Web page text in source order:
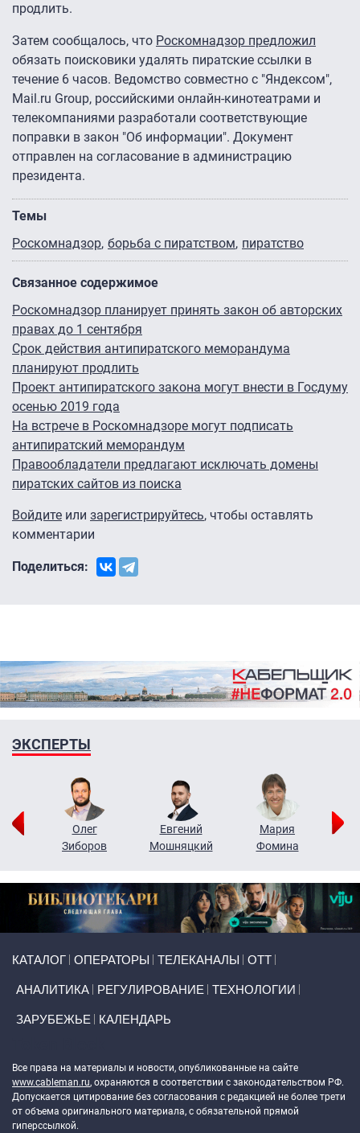
продлить.
Затем сообщалось, что Роскомнадзор предложил
обязать поисковики удалять пиратские ссылки в
течение 6 часов. Ведомство совместно с "Яндексом",
Mail.ru Group, российскими онлайн-кинотеатрами и
телекомпаниями разработали соответствующие
поправки в закон "Об информации". Документ
отправлен на согласование в администрацию
президента.
Темы
Роскомнадзор борьба с пиратством пиратство
Связанное содержимое
Роскомнадзор планирует принять закон об авторских
правах до 1 сентября
Срок действия антипиратского меморандума
планируют продлить
Проект антипиратского закона могут внести в Госдуму
осенью 2019 года
На встрече в Роскомнадзоре могут подписать
антипиратский меморандум
Правообладатели предлагают исключать домены
пиратских сайтов из поиска
Войдите или зарегистрируйтесь, чтобы оставлять
комментарии
Поделиться:
ЭКСПЕРТЫ
Олег
Зиборов
Евгений
Мошняцкий
Мария
Фомина
КАТАЛОГ ОПЕРАТОРЫ ТЕЛЕКАНАЛЫ ОТТ
АНАЛИТИКА РЕГУЛИРОВАНИЕ ТЕХНОЛОГИИ
ЗАРУБЕЖЬЕ КАЛЕНДАРЬ
Все права на материалы и новости, опубликованные на сайте
www.cableman.ru, охраняются в соответствии с законодательством РФ.
Допускается цитирование без согласования с редакцией не более трети
от объема оригинального материала, с обязательной прямой
гиперссылкой.